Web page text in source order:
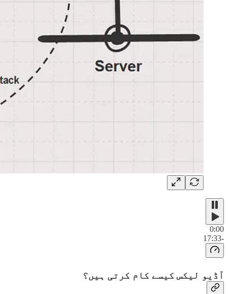
0:00
-17:33
آڈیو لیکس کیسے کام کرتی ہیں؟